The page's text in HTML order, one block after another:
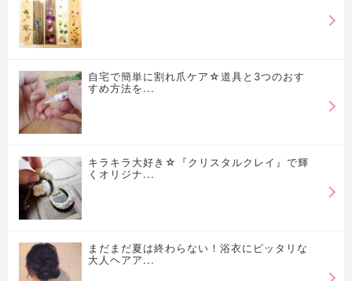
自宅で簡単に割れ爪ケア☆道具と3つのおす
すめ方法を...
キラキラ大好き☆『クリスタルクレイ』で輝
くオリジナ...
まだまだ夏は終わらない！浴衣にピッタリな
大人ヘアア...